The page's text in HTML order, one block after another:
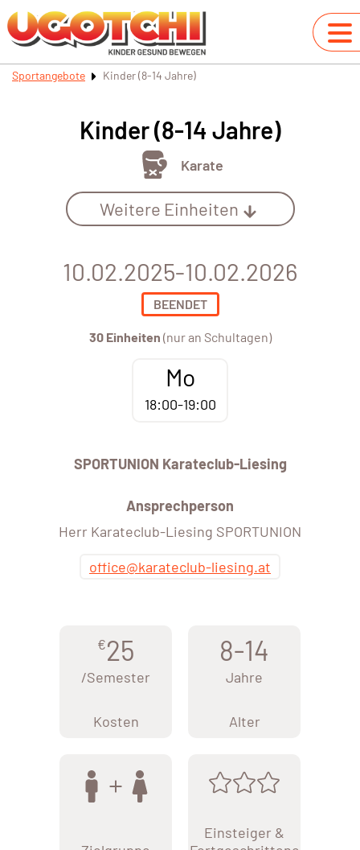
Sportangebote Kinder (8-14 Jahre)
Kinder (8-14 Jahre)
Karate
Weitere Einheiten
10.02.2025-10.02.2026
BEENDET
30 Einheiten (nur an Schultagen)
Mo
18:00-19:00
SPORTUNION Karateclub-Liesing
Ansprechperson
Herr Karateclub-Liesing SPORTUNION
office@karateclub-liesing.at
€25
/Semester
Kosten
8-14
Jahre
Alter
Einsteiger &